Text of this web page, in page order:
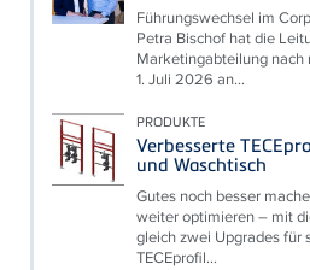
Führungswechsel im
Petra Bischof hat die
Marketingabteilung nach
1. Juli 2026 an...
PRODUKTE
Verbesserte
und Waschtisch
Gutes noch besser
weiter optimieren – mit
gleich zwei Upgrades für
TECEprofil...